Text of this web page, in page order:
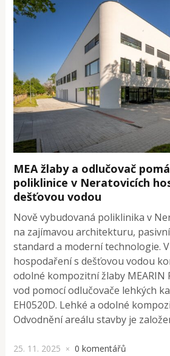
MEA žlaby a odlučovač
poliklinice v Neratovicích
dešťovou vodou
Nově vybudovaná poliklinika v
na zajímavou architekturu,
standard a moderní technologie.
hospodaření s dešťovou vodou
odolné kompozitní žlaby MEARIN
vod pomocí odlučovače lehkých
EH0520D. Lehké a odolné
Odvodnění areálu stavby je
25. 11. 2025 × 0 komentářů